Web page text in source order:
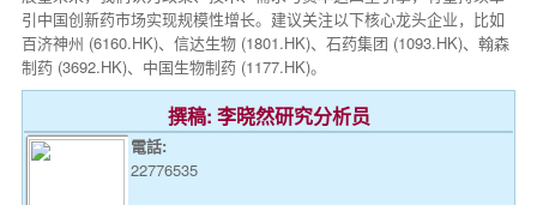
引中国创新药市场实现规模性增长。建议关注以下核心龙头企业，比如
百济神州 (6160.HK)、信达生物 (1801.HK)、石药集团 (1093.HK)、翰森
制药 (3692.HK)、中国生物制药 (1177.HK)。
撰稿: 李晓然研究分析员
電話:
22776535